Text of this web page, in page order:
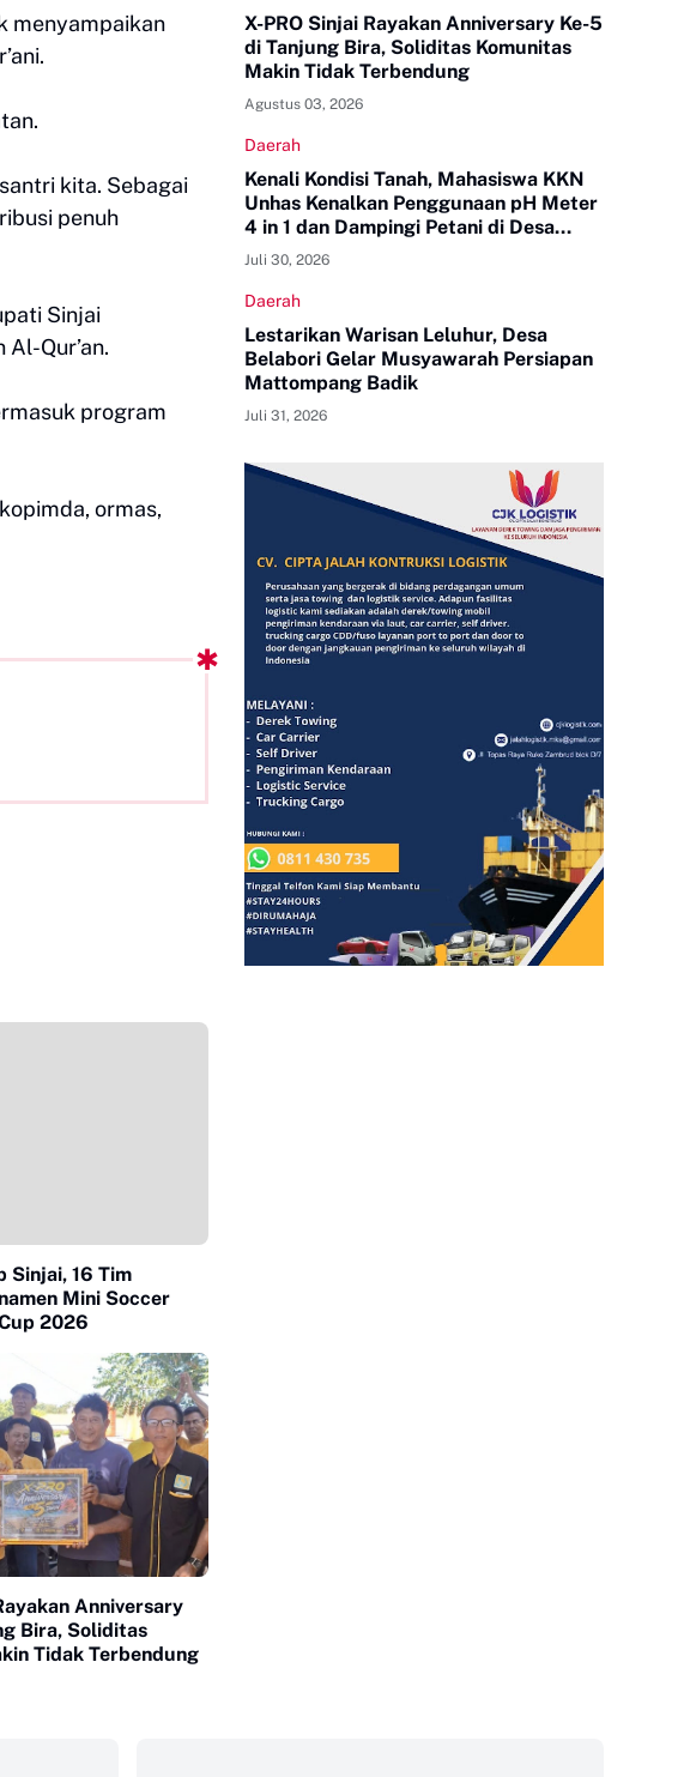
menyampaikan
kita. Sebagai
penuh
Sinjai
Qur’an.
program
ormas,
Sinjai, 16 Tim
Mini Soccer
2026
Anniversary
Bira, Soliditas
Tidak Terbendung
X-PRO Sinjai Rayakan Anniversary Ke-5
di Tanjung Bira, Soliditas Komunitas
Makin Tidak Terbendung
Agustus 03, 2026
Daerah
Kenali Kondisi Tanah, Mahasiswa KKN
Unhas Kenalkan Penggunaan pH Meter
4 in 1 dan Dampingi Petani di Desa
Lonrong
Juli 30, 2026
Daerah
Lestarikan Warisan Leluhur, Desa
Belabori Gelar Musyawarah Persiapan
Mattompang Badik
Juli 31, 2026